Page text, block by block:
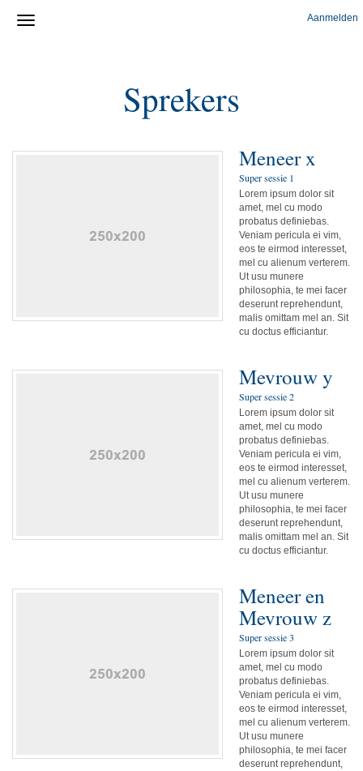
Aanmelden
Sprekers
Meneer x
Super sessie 1
Lorem ipsum dolor sit
amet, mel cu modo
probatus definiebas.
Veniam pericula ei vim,
eos te eirmod interesset,
mel cu alienum verterem.
Ut usu munere
philosophia, te mei facer
deserunt reprehendunt,
malis omittam mel an. Sit
cu doctus efficiantur.
Mevrouw y
Super sessie 2
Lorem ipsum dolor sit
amet, mel cu modo
probatus definiebas.
Veniam pericula ei vim,
eos te eirmod interesset,
mel cu alienum verterem.
Ut usu munere
philosophia, te mei facer
deserunt reprehendunt,
malis omittam mel an. Sit
cu doctus efficiantur.
Meneer en
Mevrouw z
Super sessie 3
Lorem ipsum dolor sit
amet, mel cu modo
probatus definiebas.
Veniam pericula ei vim,
eos te eirmod interesset,
mel cu alienum verterem.
Ut usu munere
philosophia, te mei facer
deserunt reprehendunt,